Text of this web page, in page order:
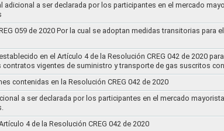
a ser declarada por los participantes en el mercado
059 de 2020 Por la cual se adoptan medidas transitorias
en el Artículo 4 de la Resolución CREG 042 de 2020
vigentes de suministro y transporte de gas suscritos
contenidas en la Resolución CREG 042 de 2020
a ser declarada por los participantes en el mercado
4 de la Resolución CREG 042 de 2020